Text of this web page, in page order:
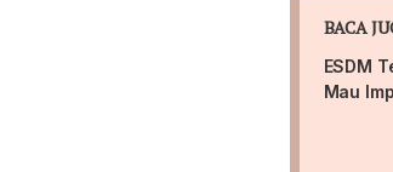
BACA
ESDM
Mau